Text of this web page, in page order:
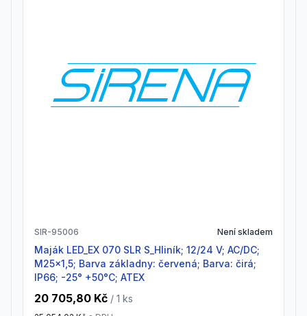
SIR-95006 Není skladem
Maják LED_EX 070 SLR S_Hliník; 12/24 V; AC/DC;
M25x1,5; Barva základny: červená; Barva: čirá;
IP66; -25° +50°C; ATEX
20 705,80 Kč / 1 ks